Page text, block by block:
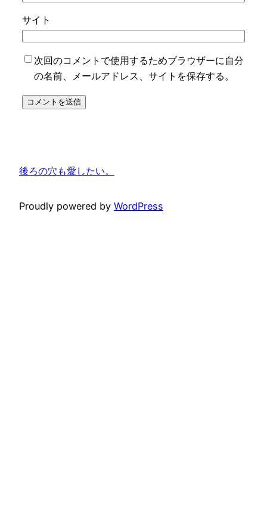
サイト
次回のコメントで使用するためブラウザーに自分
の名前、メールアドレス、サイトを保存する。
後ろの穴も愛したい。
Proudly powered by WordPress